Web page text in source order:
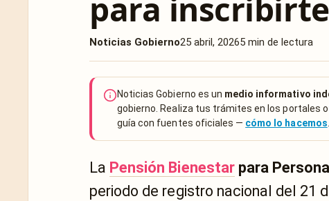
para inscribirte
Noticias Gobierno25 abril, 20265 min de lectura
Noticias Gobierno es un medio informativo
gobierno. Realiza tus trámites en los portales
guía con fuentes oficiales — cómo lo hacemos
La Pensión Bienestarpara
periodo de registro nacional del 21